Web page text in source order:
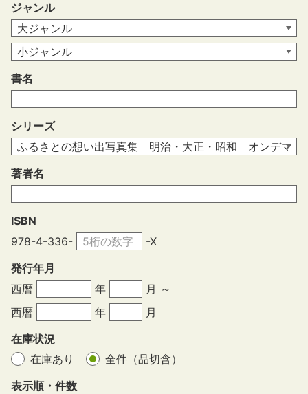
ジャンル
書名
シリーズ
著者名
ISBN
978-4-336-
-X
発行年月
西暦
年
月 ～
西暦
年
月
在庫状況
在庫あり
全件（品切含）
表示順・件数